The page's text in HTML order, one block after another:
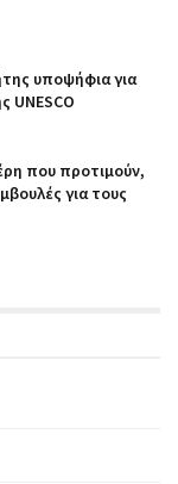
υποψήφια για
UNESCO
που προτιμούν,
για τους